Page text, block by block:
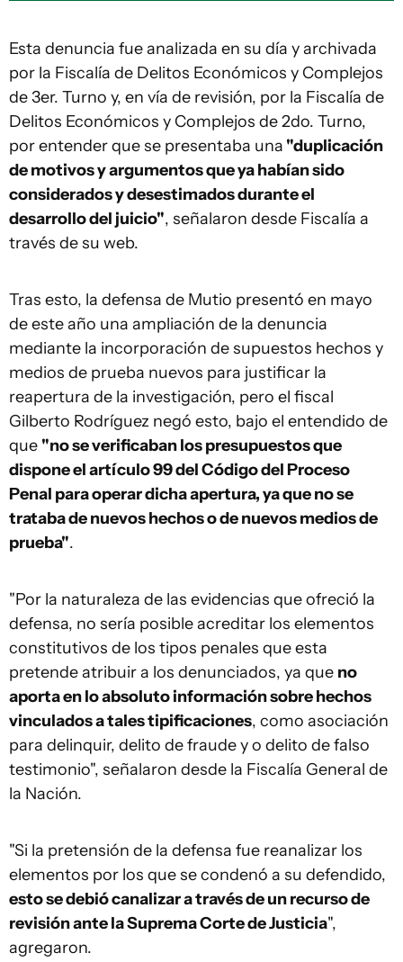
Esta denuncia fue analizada en su día y archivada
por la Fiscalía de Delitos Económicos y Complejos
de 3er. Turno y, en vía de revisión, por la Fiscalía de
Delitos Económicos y Complejos de 2do. Turno,
por entender que se presentaba una "duplicación
de motivos y argumentos que ya habían sido
considerados y desestimados durante el
desarrollo del juicio", señalaron desde Fiscalía a
través de su web.
Tras esto, la defensa de Mutio presentó en mayo
de este año una ampliación de la denuncia
mediante la incorporación de supuestos hechos y
medios de prueba nuevos para justificar la
reapertura de la investigación, pero el fiscal
Gilberto Rodríguez negó esto, bajo el entendido de
que "no se verificaban los presupuestos que
dispone el artículo 99 del Código del Proceso
Penal para operar dicha apertura, ya que no se
trataba de nuevos hechos o de nuevos medios de
prueba".
"Por la naturaleza de las evidencias que ofreció la
defensa, no sería posible acreditar los elementos
constitutivos de los tipos penales que esta
pretende atribuir a los denunciados, ya que no
aporta en lo absoluto información sobre hechos
vinculados a tales tipificaciones, como asociación
para delinquir, delito de fraude y o delito de falso
testimonio", señalaron desde la Fiscalía General de
la Nación.
"Si la pretensión de la defensa fue reanalizar los
elementos por los que se condenó a su defendido,
esto se debió canalizar a través de un recurso de
revisión ante la Suprema Corte de Justicia",
agregaron.